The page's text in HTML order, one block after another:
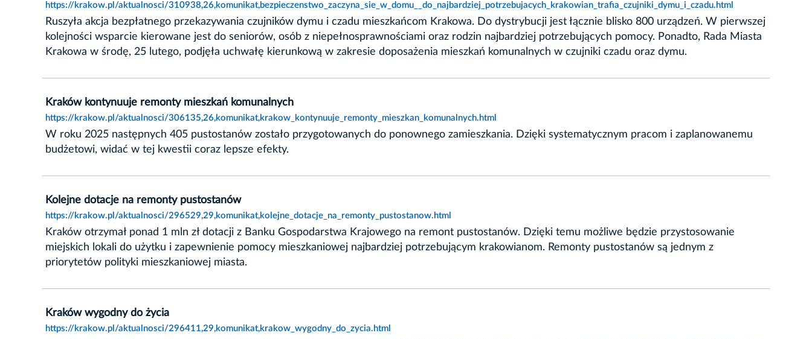
https://krakow.pl/aktualnosci/310938,26,komunikat,bezpieczenstwo_zaczyna_sie_w_domu__do_najbardziej_potrzebujacych_krakowian_trafia_czujniki_dymu_i_czadu.html
Ruszyła akcja bezpłatnego przekazywania czujników dymu i czadu mieszkańcom Krakowa. Do dystrybucji jest łącznie blisko 800 urządzeń. W pierwszej
kolejności wsparcie kierowane jest do seniorów, osób z niepełnosprawnościami oraz rodzin najbardziej potrzebujących pomocy. Ponadto, Rada Miasta
Krakowa w środę, 25 lutego, podjęła uchwałę kierunkową w zakresie doposażenia mieszkań komunalnych w czujniki czadu oraz dymu.
Kraków kontynuuje remonty mieszkań komunalnych
https://krakow.pl/aktualnosci/306135,26,komunikat,krakow_kontynuuje_remonty_mieszkan_komunalnych.html
W roku 2025 następnych 405 pustostanów zostało przygotowanych do ponownego zamieszkania. Dzięki systematycznym pracom i zaplanowanemu
budżetowi, widać w tej kwestii coraz lepsze efekty.
Kolejne dotacje na remonty pustostanów
https://krakow.pl/aktualnosci/296529,29,komunikat,kolejne_dotacje_na_remonty_pustostanow.html
Kraków otrzymał ponad 1 mln zł dotacji z Banku Gospodarstwa Krajowego na remont pustostanów. Dzięki temu możliwe będzie przystosowanie
miejskich lokali do użytku i zapewnienie pomocy mieszkaniowej najbardziej potrzebującym krakowianom. Remonty pustostanów są jednym z
priorytetów polityki mieszkaniowej miasta.
Kraków wygodny do życia
https://krakow.pl/aktualnosci/296411,29,komunikat,krakow_wygodny_do_zycia.html